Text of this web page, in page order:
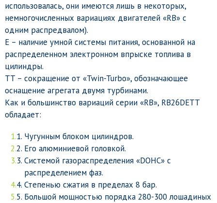
использовалась, они имеются лишь в некоторых,
немногочисленных вариациях двигателей «RB» с
одним распредвалом).
E – наличие умной системы питания, основанной на
распределенном электронном впрыске топлива в
цилиндры.
TT – сокращение от «Twin-Turbo», обозначающее
оснащение агрегата двумя турбинами.
Как и большинство вариаций серии «RB», RB26DETT
обладает:
Чугунным блоком цилиндров.
Его алюминиевой головкой.
Системой газораспределения «DOHC» с
распределением фаз.
Степенью сжатия в пределах 8 бар.
Большой мощностью порядка 280-300 лошадиных